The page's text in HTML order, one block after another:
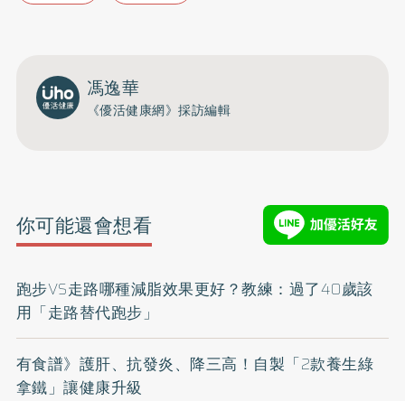
馮逸華
《優活健康網》採訪編輯
你可能還會想看
跑步VS走路哪種減脂效果更好？教練：過了40歲該
用「走路替代跑步」
有食譜》護肝、抗發炎、降三高！自製「2款養生綠
拿鐵」讓健康升級